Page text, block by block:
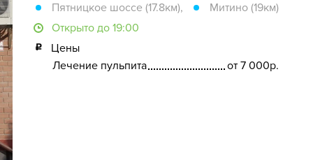
Пятницкое шоссе (17.8км),
Митино (19км)
Открыто до 19:00
Цены
Лечение пульпита
от 7 000р.